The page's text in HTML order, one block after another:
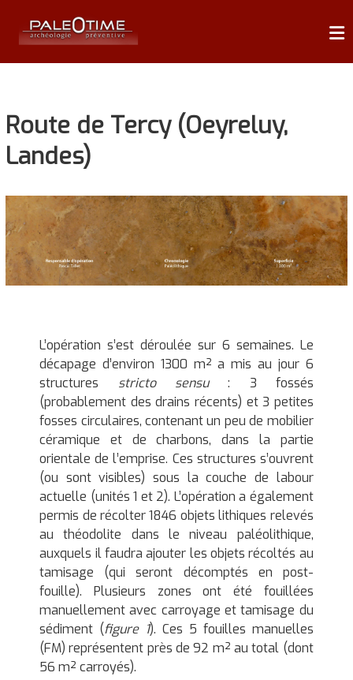
content
P
A
O
I
E
A
r
Route de Tercy (Oeyreluy,
Landes)
L’opération s’est déroulée sur 6 semaines. Le
décapage d’environ 1300 m² a mis au jour 6
structures stricto sensu: 3 fossés
(probablement des drains récents) et 3 petites
fosses circulaires, contenant un peu de mobilier
céramique et de charbons, dans la partie
orientale de l’emprise. Ces structures s’ouvrent
(ou sont visibles) sous la couche de labour
actuelle (unités 1 et 2). L’opération a également
permis de récolter 1846 objets lithiques relevés
au théodolite dans le niveau paléolithique,
auxquels il faudra ajouter les objets récoltés au
tamisage (qui seront décomptés en post-
fouille). Plusieurs zones ont été fouillées
manuellement avec carroyage et tamisage du
sédiment (figure 1). Ces 5 fouilles manuelles
(FM) représentent près de 92 m² au total (dont
56 m² carroyés).